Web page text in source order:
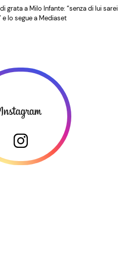
grata a Milo Infante: “senza di lui sarei
e lo segue a Mediaset